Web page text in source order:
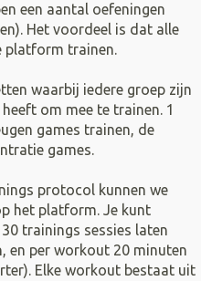
een aantal oefeningen
Het voordeel is dat alle
platform trainen.
waarbij iedere groep zijn
om mee te trainen. 1
games trainen, de
games.
protocol kunnen we
het platform. Je kunt
trainings sessies laten
en per workout 20 minuten
Elke workout bestaat uit